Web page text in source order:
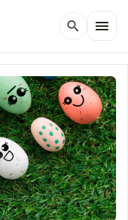
search menu